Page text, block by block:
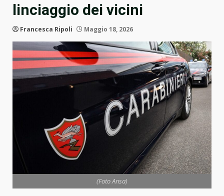
linciaggio dei vicini
Francesca Ripoli Maggio 18, 2026
(Foto Ansa)